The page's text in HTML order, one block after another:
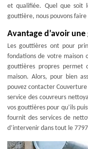
et qualifiée. Quel que soit
gouttière, nous pouvons faire
Avantage d’avoir
Les gouttières ont pour
fondations de votre maison
gouttières propres permet
maison. Alors, pour bien
pouvez contacter
service des couvreurs
vos gouttières pour qu’ils
fournit des services de
d’intervenir dans tout le